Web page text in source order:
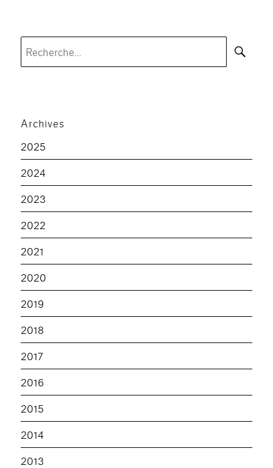
Archives
2025
2024
2023
2022
2021
2020
2019
2018
2017
2016
2015
2014
2013